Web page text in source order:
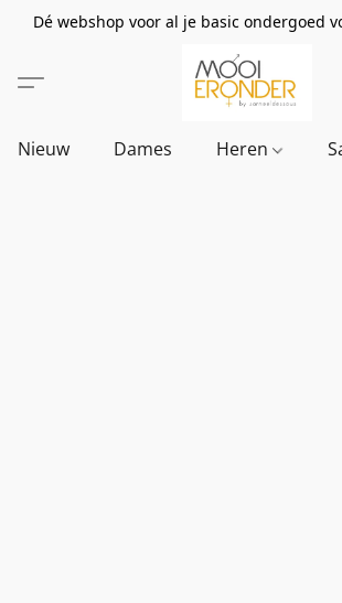
Dé webshop voor al je basic ondergoed
Nieuw Dames Heren